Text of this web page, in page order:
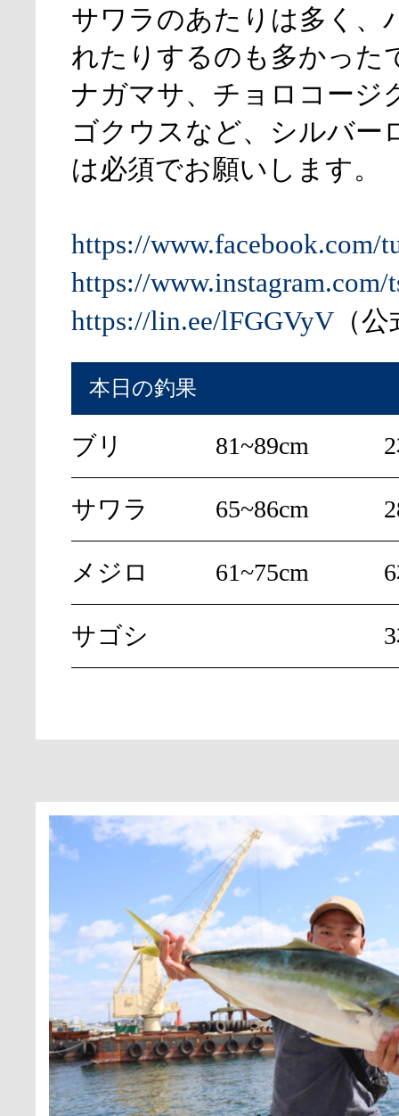
サワラのあたりは多く、
れたりするのも多かった
ナガマサ、チョロコージ
ゴクウスなど、シルバー
は必須でお願いします。
https://www.facebook.com/
https://www.instagram.com/
https://lin.ee/lFGGVyV （
本日の釣果
ブリ 81~89cm
サワラ 65~86cm
メジロ 61~75cm
サゴシ